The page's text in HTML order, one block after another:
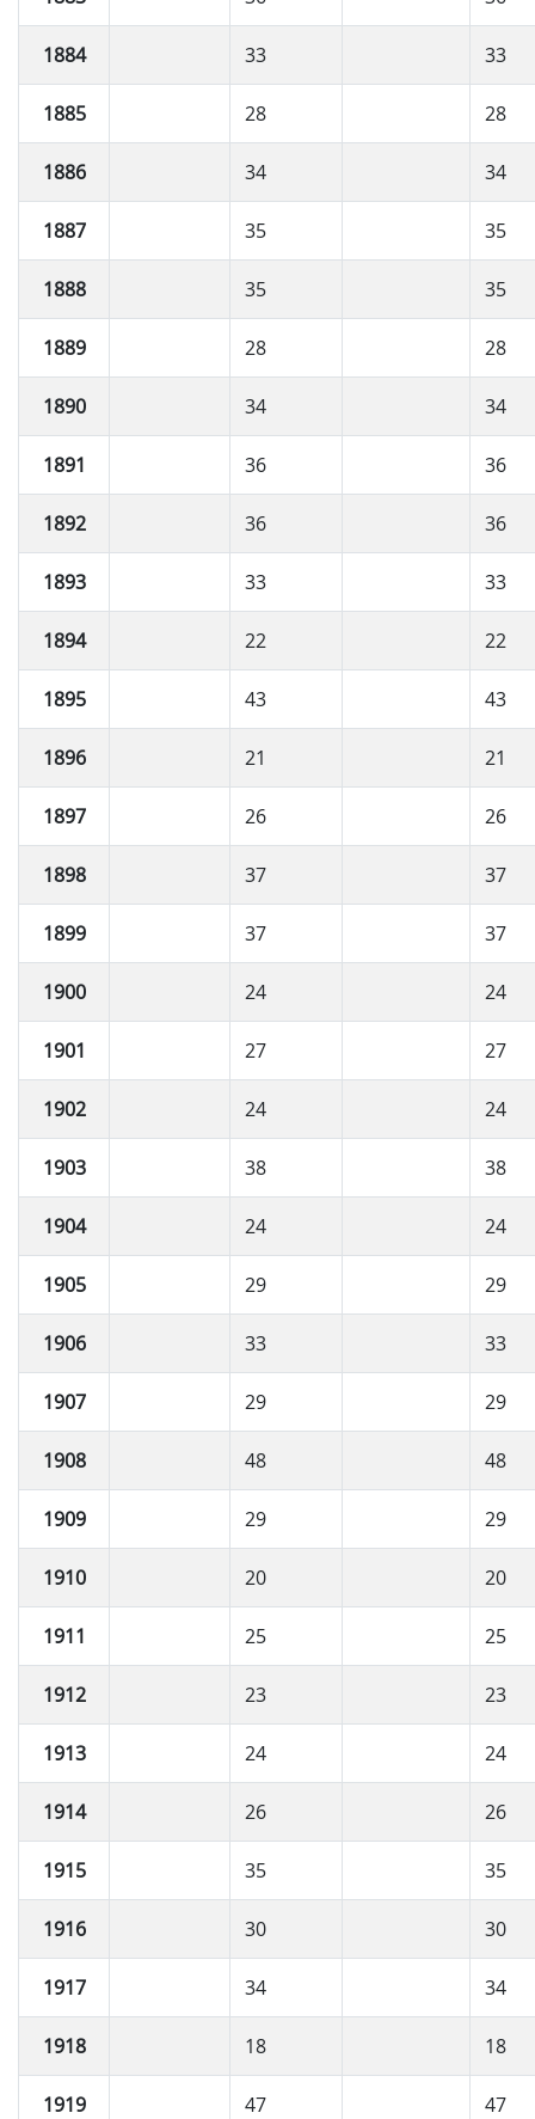
1884 33 33
1885 28 28
1886 34 34
1887 35 35
1888 35 35
1889 28 28
1890 34 34
1891 36 36
1892 36 36
1893 33 33
1894 22 22
1895 43 43
1896 21 21
1897 26 26
1898 37 37
1899 37 37
1900 24 24
1901 27 27
1902 24 24
1903 38 38
1904 24 24
1905 29 29
1906 33 33
1907 29 29
1908 48 48
1909 29 29
1910 20 20
1911 25 25
1912 23 23
1913 24 24
1914 26 26
1915 35 35
1916 30 30
1917 34 34
1918 18 18
1919 47 47